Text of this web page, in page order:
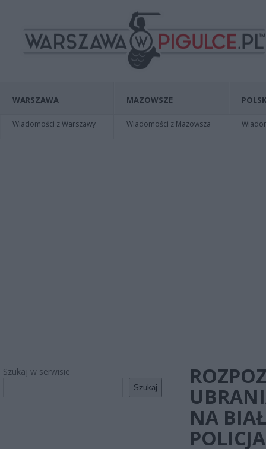
WARSZAWA
Wiadomości z Warszawy
MAZOWSZE
Wiadomości z Mazowsza
Szukaj w serwisie
Szukaj
NA
POLICJA